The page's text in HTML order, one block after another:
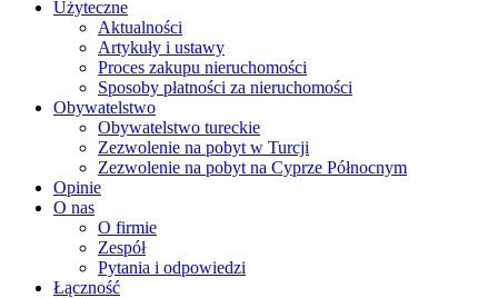
Użyteczne
Aktualności
Artykuły i ustawy
Proces zakupu nieruchomości
Sposoby płatności za nieruchomości
Obywatelstwo
Obywatelstwo tureckie
Zezwolenie na pobyt w Turcji
Zezwolenie na pobyt na Cyprze Północnym
Opinie
O nas
O firmie
Zespół
Pytania i odpowiedzi
Łączność